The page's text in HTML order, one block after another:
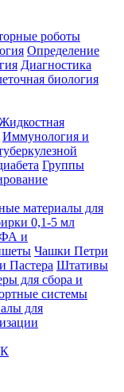
роботы
Определение
Диагностика
биология
Иммунология и
Группы
материалы для
0,1-5 мл
и
Чашки Петри
Пастера Штативы
для сбора и
системы
для